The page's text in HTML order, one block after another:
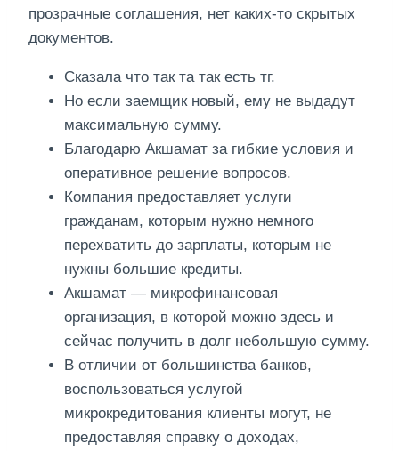
прозрачные соглашения, нет каких-то скрытых
документов.
Сказала что так та так есть тг.
Но если заемщик новый, ему не выдадут
максимальную сумму.
Благодарю Акшамат за гибкие условия и
оперативное решение вопросов.
Компания предоставляет услуги
гражданам, которым нужно немного
перехватить до зарплаты, которым не
нужны большие кредиты.
Акшамат — микрофинансовая
организация, в которой можно здесь и
сейчас получить в долг небольшую сумму.
В отличии от большинства банков,
воспользоваться услугой
микрокредитования клиенты могут, не
предоставляя справку о доходах,